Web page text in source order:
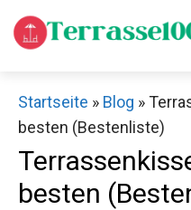
Zum
Inhalt
Startseite » Blog »
besten (Bestenliste)
besten